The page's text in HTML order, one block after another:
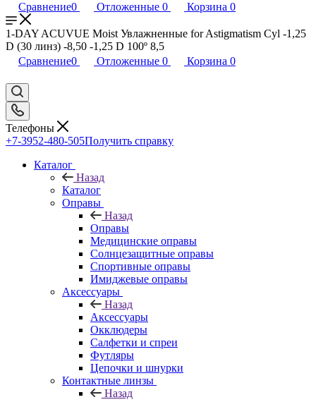
Сравнение0 Отложенные 0 Корзина 0
1-DAY ACUVUE Moist Увлажненные for Astigmatism Cyl -1,25
D (30 линз) -8,50 -1,25 D 100º 8,5
Сравнение0 Отложенные 0 Корзина 0
Телефоны
+7-3952-480-505Получить справку
Каталог
Назад
Каталог
Оправы
Назад
Оправы
Медицинские оправы
Солнцезащитные оправы
Спортивные оправы
Имиджевые оправы
Аксессуары
Назад
Аксессуары
Окклюдеры
Салфетки и спреи
Футляры
Цепочки и шнурки
Контактные линзы
Назад